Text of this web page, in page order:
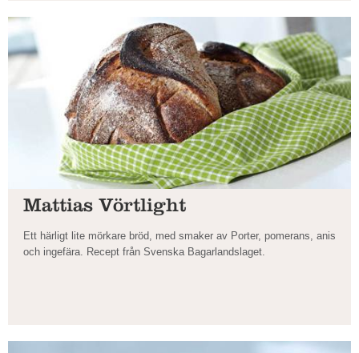
Mattias Vörtlight
Ett härligt lite mörkare bröd, med smaker av Porter, pomerans, anis
och ingefära. Recept från Svenska Bagarlandslaget.